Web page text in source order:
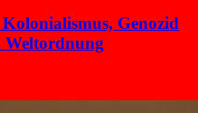
Genozid
Weltordnung